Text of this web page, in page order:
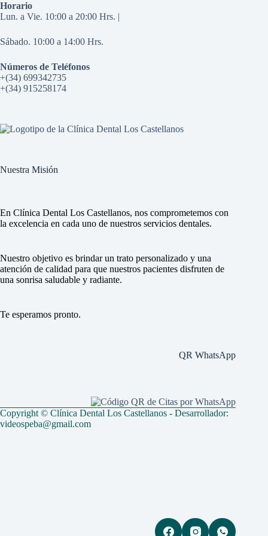
Horario
Lun. a Vie. 10:00 a 20:00 Hrs. |
Sábado. 10:00 a 14:00 Hrs.
Números de Teléfonos
+(34) 699342735
+(34) 915258174
Nuestra Misión
En Clínica Dental Los Castellanos, nos comprometemos con
la excelencia en cada uno de nuestros servicios dentales.
Nuestro objetivo es brindar un trato personalizado y una
atención de calidad para que nuestros pacientes disfruten de
una sonrisa saludable y radiante.
Te esperamos pronto.
QR WhatsApp
Copyright © Clínica Dental Los Castellanos - Desarrollador:
videospeba@gmail.com